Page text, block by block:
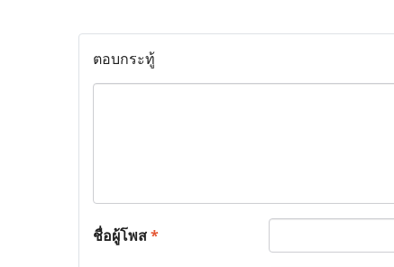
ตอบกระทู้
ชื่อผู้โพส*